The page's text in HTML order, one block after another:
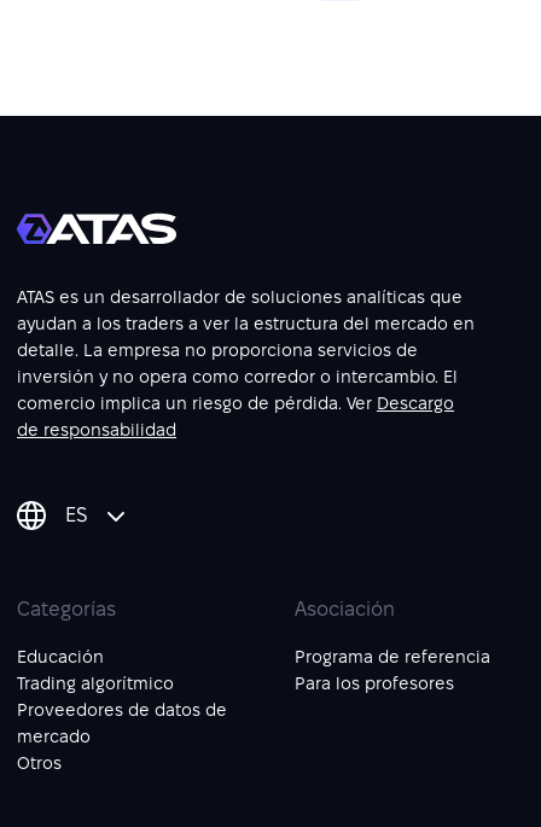
ATAS es un desarrollador de soluciones analíticas que
ayudan a los traders a ver la estructura del mercado en
detalle. La empresa no proporciona servicios de
inversión y no opera como corredor o intercambio. El
comercio implica un riesgo de pérdida. Ver Descargo
de responsabilidad
ES
Categorías
Educación
Trading algorítmico
Proveedores de datos de
mercado
Otros
Asociación
Programa de referencia
Para los profesores